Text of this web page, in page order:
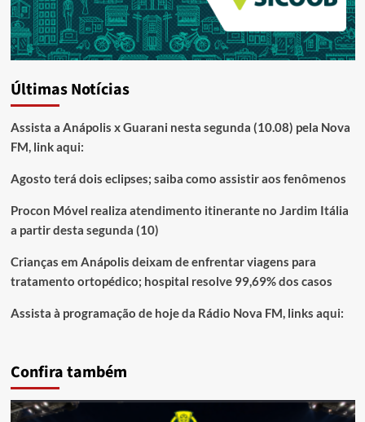
Últimas Notícias
Assista a Anápolis x Guarani nesta segunda (10.08) pela Nova
FM, link aqui:
Agosto terá dois eclipses; saiba como assistir aos fenômenos
Procon Móvel realiza atendimento itinerante no Jardim Itália
a partir desta segunda (10)
Crianças em Anápolis deixam de enfrentar viagens para
tratamento ortopédico; hospital resolve 99,69% dos casos
Assista à programação de hoje da Rádio Nova FM, links aqui:
Confira também